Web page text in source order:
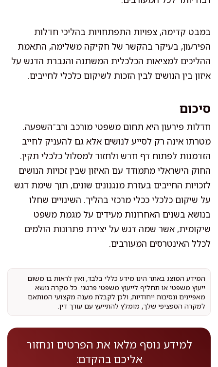
במבט קדימה, צפויות התפתחויות בהליכי חדלות
הפירעון, בעיקר בהקשר של חקיקה משלימה, התאמת
ההליכים למציאות הכלכלית המשתנה והגברת הדגש על
איזון בין הנושים לבין הזכות לשיקום כלכלי לחייבים.
סיכום
חדלות פירעון היא תחום משפטי מורכב ורב־השפעה.
מטרתו אינה רק לסייע לנושים אלא גם להעניק לחייב
הזדמנות לפתוח דף חדש ולחזור למסלול כלכלי תקין.
החוק הישראלי מתמודד עם האיזון שבין זכויות הנושים
לזכויות החייבים בעזרת מנגנונים שונים, תוך שימת דגש
על שיקום כלכלי ככלי מרכזי בהליך. השינויים שחלו
בנושא בשנים האחרונות מעידים על מגמת משפט
שיקומית, אשר שמה דגש על יצירת פתרונות הולמים
לכלל האינטרסים המעורבים.
המידע המוצג באתר הינו מידע כללי בלבד, ואין לראות בו משום
ייעוץ משפטי או תחליף לייעוץ משפטי פרטני. כל מקרה נושא
מאפיינים ונסיבות ייחודיות, ולכן לקבלת מענה מקצועי המותאם
למקרה הספציפי שלך, מומלץ להתייעץ עם עורך דין.
למידע נוסף מלאו את הפרטים ונחזור
אליכם בהקדם: